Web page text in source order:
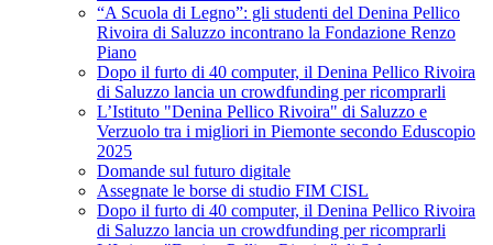
“A Scuola di Legno”: gli studenti del Denina Pellico
Rivoira di Saluzzo incontrano la Fondazione Renzo
Piano
Dopo il furto di 40 computer, il Denina Pellico Rivoira
di Saluzzo lancia un crowdfunding per ricomprarli
L’Istituto "Denina Pellico Rivoira" di Saluzzo e
Verzuolo tra i migliori in Piemonte secondo Eduscopio
2025
Domande sul futuro digitale
Assegnate le borse di studio FIM CISL
Dopo il furto di 40 computer, il Denina Pellico Rivoira
di Saluzzo lancia un crowdfunding per ricomprarli